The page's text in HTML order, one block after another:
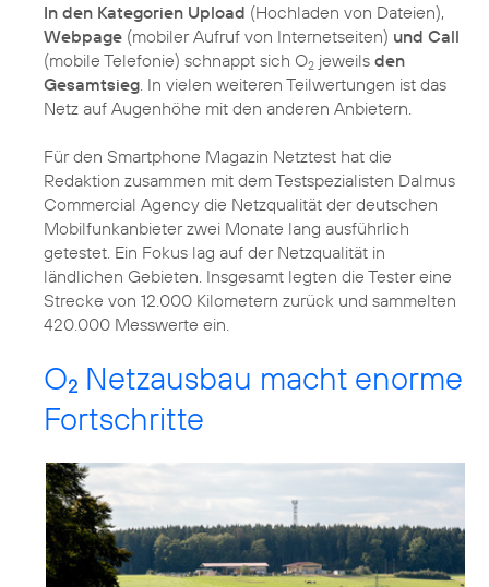
In den Kategorien Upload (Hochladen von Dateien),
Webpage (mobiler Aufruf von Internetseiten) und Call
(mobile Telefonie) schnappt sich O2 jeweils den
Gesamtsieg. In vielen weiteren Teilwertungen ist das
Netz auf Augenhöhe mit den anderen Anbietern.
Für den Smartphone Magazin Netztest hat die
Redaktion zusammen mit dem Testspezialisten Dalmus
Commercial Agency die Netzqualität der deutschen
Mobilfunkanbieter zwei Monate lang ausführlich
getestet. Ein Fokus lag auf der Netzqualität in
ländlichen Gebieten. Insgesamt legten die Tester eine
Strecke von 12.000 Kilometern zurück und sammelten
420.000 Messwerte ein.
O2 Netzausbau macht enorme
Fortschritte